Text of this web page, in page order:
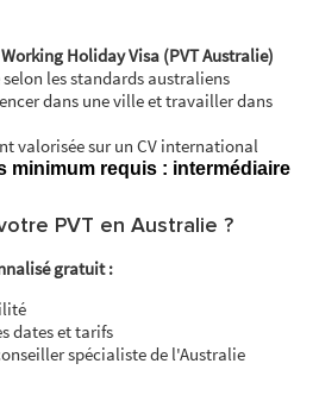
Working Holiday Visa (PVT Australie)
selon les standards australiens
dans une ville et travailler dans
valorisée sur un CV international
minimum requis : intermédiaire
PVT en Australie ?
gratuit :
dates et tarifs
spécialiste de l'Australie